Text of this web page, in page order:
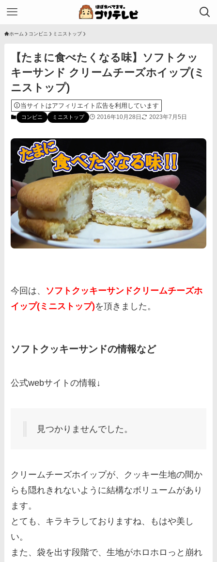
ホーム コンビニ ミニストップ
【たまに食べたくなる味】ソフトクッ
キーサンド クリームチーズホイップ(ミ
ニストップ)
当サイトはアフィリエイト広告を利用しています
コンビニ ミニストップ 2016年10月28日 2023年7月5日
今回は、 ソフトクッキーサンドクリームチーズホ
イップ(ミニストップ)を頂きました。
ソフトクッキーサンドの情報など
公式webサイトの情報↓
見つかりませんでした。
クリームチーズホイップが、クッキー生地の間か
らも隠れきれないように結構なボリュームがあり
ます。
とても、キラキラしておりますね、もはや美し
い。
また、袋を出す段階で、生地がホロホロっと崩れ